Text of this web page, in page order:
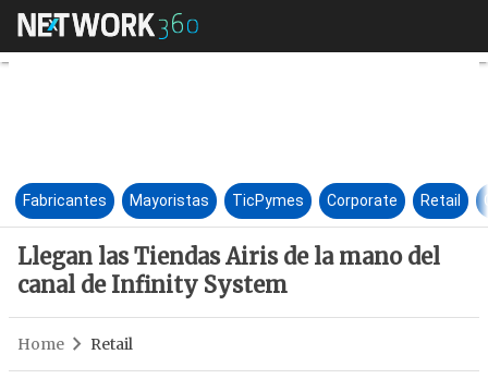
Llegan las Tiendas Airis de
Fabricantes Mayoristas TicPymes Corporate Retail
Llegan las Tiendas Airis de la mano del
canal de Infinity System
Home Retail